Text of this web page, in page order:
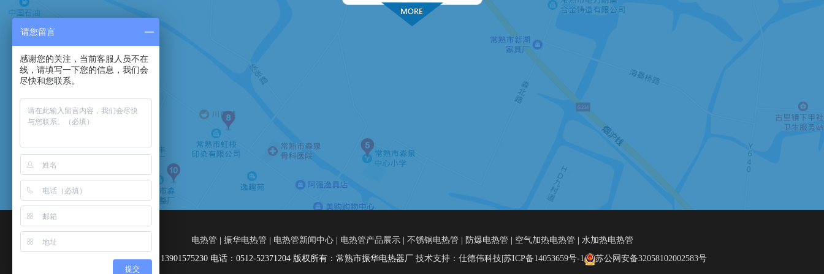
手机：13901575230
电话：0512-52371204
邮箱：zh4327@163.com
地址：常熟市淼泉镇
电热管 振华电热管 电热管新闻中心| 电热管产品展示| 不锈钢电热管 防爆电热管 空气加热电热管
水加热电热管
联系电话：13901575230 电话：0512-52371204 版权所有：常熟市振华电热器厂 技术支持：仕德伟科技| 苏ICP备14053659号-1 苏公网安备32058102002583号
请您留言
感谢您的关注，当前客服人员不在
线，请填写一下您的信息，我们会
尽快和您联系。
提交